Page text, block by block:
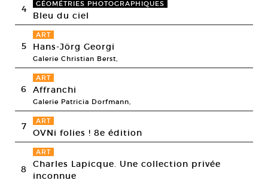
4 GÉOMÉTRIES PHOTOGRAPHIQUES
Bleu du ciel
5
ART
Hans-Jörg Georgi
Galerie Christian Berst,
6
ART
Affranchi
Galerie Patricia Dorfmann,
7 ART
OVNi folies ! 8e édition
8
ART
Charles Lapicque. Une collection privée
inconnue